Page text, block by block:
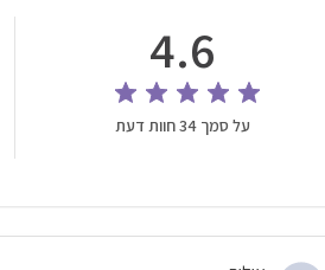
4.6
על סמך 34 חוות דעת